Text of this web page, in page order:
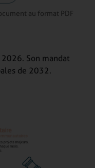
au format PDF
Son mandat
de 2032.